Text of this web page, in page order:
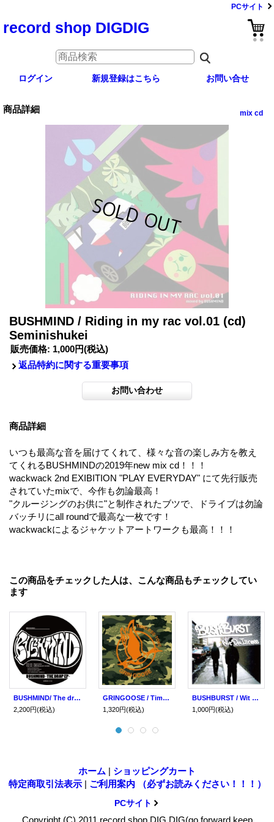
PCサイト
record shop DIGDIG
ログイン 新規登録はこちら お問い合せ
商品詳細 mix cd
BUSHMIND / Riding in my rac vol.01 (cd)
Seminishukei
販売価格: 1,000円(税込)
返品特約に関する重要事項
商品詳細
いつも最高な音を届けてくれて、様々な音の楽しみ方を教え
てくれるBUSHMINDの2019年new mix cd！！！
wackwack 2nd EXIBITION "PLAY EVERYDAY" にて先行販売
されていたmixで、今作も勿論最高！
"クルージングのお供に"と制作されたブツで、ドライブは勿論
バッチリにall roundで最高な一枚です！
wackwackによるジャケットアートワークも最高！！！
この商品をチェックした人は、こんな商品もチェックしてい
ます
BUSHMIND/ The drop ep (12") Seminishukei /Awdr/Lr2
2,200円(税込)
GRINGOOSE / Timeless toke (cd) Prilmal/Seminishukei
1,320円(税込)
BUSHBURST / Wit da illness (cd) Seminishukei
1,000円(税込)
ホーム | ショッピングカート
特定商取引法表示 | ご利用案内 （必ずお読みください！！！）
PCサイト
Copyright (C) 2011 record shop DIG DIG(go forward keep